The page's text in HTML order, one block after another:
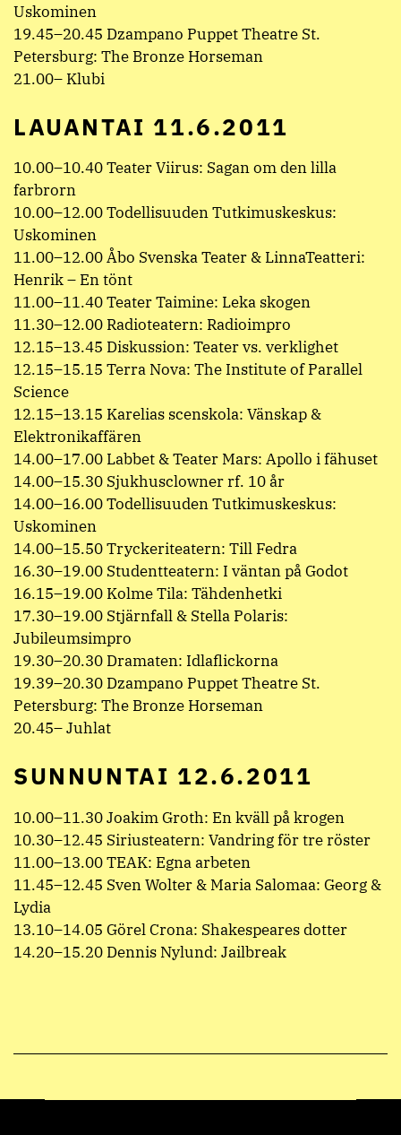
Uskominen
19.45–20.45 Dzampano Puppet Theatre St.
Petersburg: The Bronze Horseman
21.00– Klubi
LAUANTAI 11.6.2011
10.00–10.40 Teater Viirus: Sagan om den lilla
farbrorn
10.00–12.00 Todellisuuden Tutkimuskeskus:
Uskominen
11.00–12.00 Åbo Svenska Teater & LinnaTeatteri:
Henrik – En tönt
11.00–11.40 Teater Taimine: Leka skogen
11.30–12.00 Radioteatern: Radioimpro
12.15–13.45 Diskussion: Teater vs. verklighet
12.15–15.15 Terra Nova: The Institute of Parallel
Science
12.15–13.15 Karelias scenskola: Vänskap &
Elektronikaffären
14.00–17.00 Labbet & Teater Mars: Apollo i fähuset
14.00–15.30 Sjukhusclowner rf. 10 år
14.00–16.00 Todellisuuden Tutkimuskeskus:
Uskominen
14.00–15.50 Tryckeriteatern: Till Fedra
16.30–19.00 Studentteatern: I väntan på Godot
16.15–19.00 Kolme Tila: Tähdenhetki
17.30–19.00 Stjärnfall & Stella Polaris:
Jubileumsimpro
19.30–20.30 Dramaten: Idlaflickorna
19.39–20.30 Dzampano Puppet Theatre St.
Petersburg: The Bronze Horseman
20.45– Juhlat
SUNNUNTAI 12.6.2011
10.00–11.30 Joakim Groth: En kväll på krogen
10.30–12.45 Siriusteatern: Vandring för tre röster
11.00–13.00 TEAK: Egna arbeten
11.45–12.45 Sven Wolter & Maria Salomaa: Georg &
Lydia
13.10–14.05 Görel Crona: Shakespeares dotter
14.20–15.20 Dennis Nylund: Jailbreak